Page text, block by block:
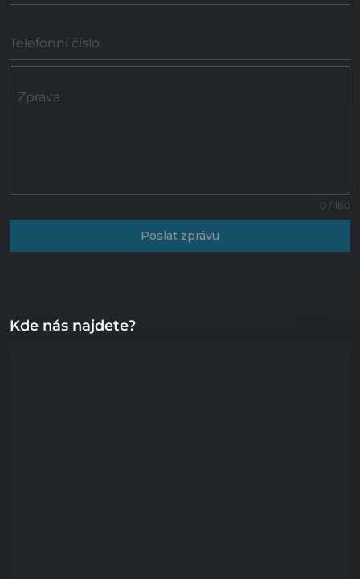
Telefonní číslo
Zpráva
0 / 180
Poslat zprávu
Kde nás najdete?